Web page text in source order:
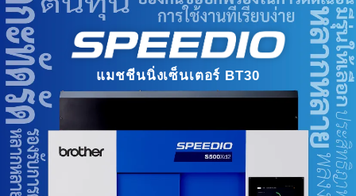
แมชชีนนิ่งเซ็นเตอร์ BT30